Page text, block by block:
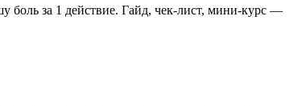
боль за 1 действие. Гайд, чек-лист, мини-курс —